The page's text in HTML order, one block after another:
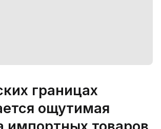
границах
ощутимая